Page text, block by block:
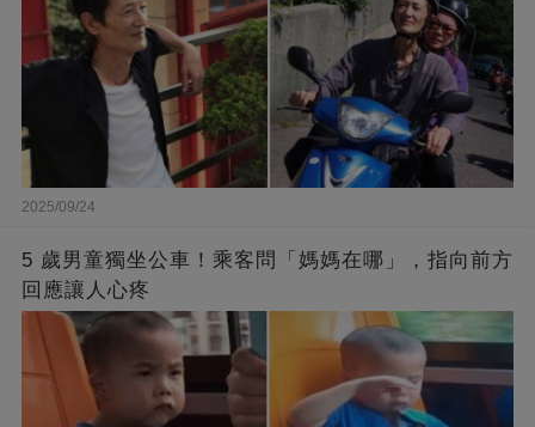
2025/09/24
5 歲男童獨坐公車！乘客問「媽媽在哪」，指向前方
回應讓人心疼